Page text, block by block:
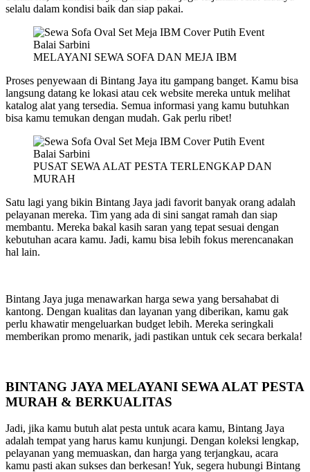
selalu dalam kondisi baik dan siap pakai.
MELAYANI SEWA SOFA DAN MEJA IBM
Proses penyewaan di Bintang Jaya itu gampang banget. Kamu bisa
langsung datang ke lokasi atau cek website mereka untuk melihat
katalog alat yang tersedia. Semua informasi yang kamu butuhkan
bisa kamu temukan dengan mudah. Gak perlu ribet!
PUSAT SEWA ALAT PESTA TERLENGKAP DAN
MURAH
Satu lagi yang bikin Bintang Jaya jadi favorit banyak orang adalah
pelayanan mereka. Tim yang ada di sini sangat ramah dan siap
membantu. Mereka bakal kasih saran yang tepat sesuai dengan
kebutuhan acara kamu. Jadi, kamu bisa lebih fokus merencanakan
hal lain.
Bintang Jaya juga menawarkan harga sewa yang bersahabat di
kantong. Dengan kualitas dan layanan yang diberikan, kamu gak
perlu khawatir mengeluarkan budget lebih. Mereka seringkali
memberikan promo menarik, jadi pastikan untuk cek secara berkala!
BINTANG JAYA MELAYANI SEWA ALAT PESTA
MURAH & BERKUALITAS
Jadi, jika kamu butuh alat pesta untuk acara kamu, Bintang Jaya
adalah tempat yang harus kamu kunjungi. Dengan koleksi lengkap,
pelayanan yang memuaskan, dan harga yang terjangkau, acara
kamu pasti akan sukses dan berkesan! Yuk, segera hubungi Bintang